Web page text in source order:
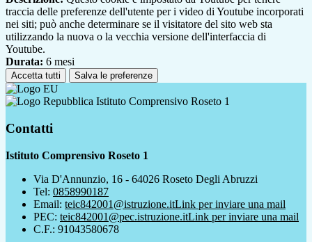
traccia delle preferenze dell'utente per i video di Youtube incorporati
nei siti; può anche determinare se il visitatore del sito web sta
utilizzando la nuova o la vecchia versione dell'interfaccia di
Youtube.
Durata: 6 mesi
Accetta tutti Salva le preferenze
Istituto Comprensivo Roseto 1
Contatti
Istituto Comprensivo Roseto 1
Via D'Annunzio, 16 - 64026 Roseto Degli Abruzzi
Tel: 0858990187
Email: teic842001@istruzione.itLink per inviare una mail
PEC: teic842001@pec.istruzione.itLink per inviare una mail
C.F.: 91043580678